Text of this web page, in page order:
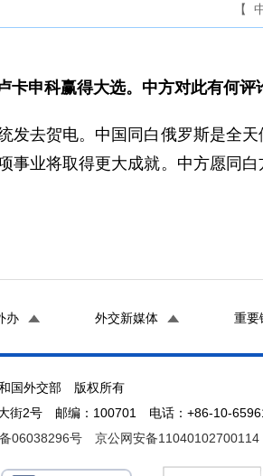
【
卡申科赢得大选。中方对此有何评
去贺电。中国同白俄罗斯是全
业将取得更大成就。中方愿同
办 外交新媒体 重要
国外交部 版权所有
街2号 邮编：100701 电话：+86-10-
06038296号 京公网安备11040102700114